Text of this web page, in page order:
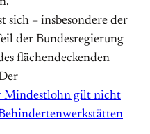
sich – insbesondere der
der Bundesregierung
flächendeckenden
Mindestlohn gilt nicht